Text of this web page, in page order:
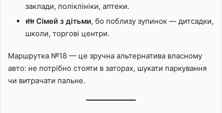
заклади, поліклініки, аптеки.
👪Сімей з дітьми, бо поблизу зупинок — дитсадки,
школи, торгові центри.
Маршрутка №18 — це зручна альтернатива власному
авто: не потрібно стояти в заторах, шукати паркування
чи витрачати пальне.